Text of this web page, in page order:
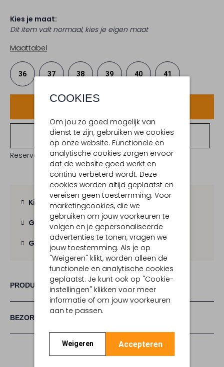
COOKIES
Om jou zo goed mogelijk van
dienst te zijn, gebruiken we cookies
op onze website. Functionele en
analytische cookies zorgen ervoor
dat de website goed werkt en
continu verbeterd wordt. Deze
cookies worden altijd geplaatst en
vereisen geen toestemming. Voor
marketingcookies, die we
gebruiken om jouw voorkeuren te
volgen en je gepersonaliseerde
advertenties te tonen, vragen we
jouw toestemming. Als je op
"Weigeren" klikt, worden alleen de
functionele en analytische cookies
geplaatst. Je kunt ook op "Cookie-
instellingen" klikken voor meer
informatie of om jouw voorkeuren
aan te passen.
Weigeren Accepteren
Kies je maat:
Dit item valt normaal, kies je eigen maat
Maattabel
36 37 38 39 40 41
Bekijk winkelvoorraad
Reserveer direct in een van onze 19 boutiques
Kies zelf je bezorgmoment
Gratis verzending vanaf € 100,-
Gratis retour binnen 30 dagen
PRODUCT INFORMATIE
BEZORGEN & RETOURNEREN